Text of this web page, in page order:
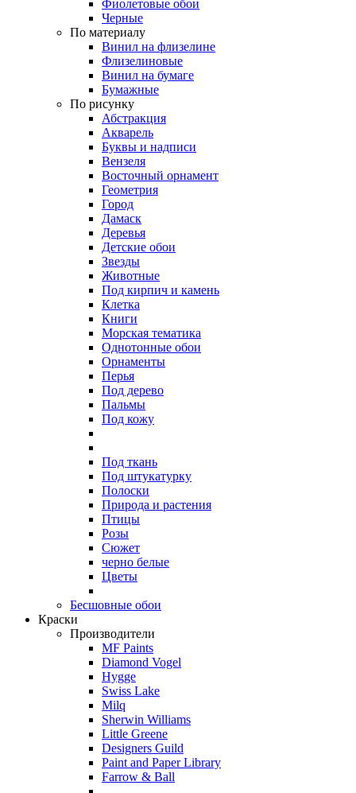
Фиолетовые обои
Черные
По материалу
Винил на флизелине
Флизелиновые
Винил на бумаге
Бумажные
По рисунку
Абстракция
Акварель
Буквы и надписи
Вензеля
Восточный орнамент
Геометрия
Город
Дамаск
Деревья
Детские обои
Звезды
Животные
Под кирпич и камень
Клетка
Книги
Морская тематика
Однотонные обои
Орнаменты
Перья
Под дерево
Пальмы
Под кожу
Под ткань
Под штукатурку
Полоски
Природа и растения
Птицы
Розы
Сюжет
черно белые
Цветы
Бесшовные обои
Краски
Производители
MF Paints
Diamond Vogel
Hygge
Swiss Lake
Milq
Sherwin Williams
Little Greene
Designers Guild
Paint and Paper Library
Farrow & Ball